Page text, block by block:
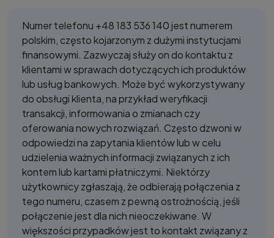
Numer telefonu +48 183 536 140 jest numerem
polskim, często kojarzonym z dużymi instytucjami
finansowymi. Zazwyczaj służy on do kontaktu z
klientami w sprawach dotyczących ich produktów
lub usług bankowych. Może być wykorzystywany
do obsługi klienta, na przykład weryfikacji
transakcji, informowania o zmianach czy
oferowania nowych rozwiązań. Często dzwoni w
odpowiedzi na zapytania klientów lub w celu
udzielenia ważnych informacji związanych z ich
kontem lub kartami płatniczymi. Niektórzy
użytkownicy zgłaszają, że odbierają połączenia z
tego numeru, czasem z pewną ostrożnością, jeśli
połączenie jest dla nich nieoczekiwane. W
większości przypadków jest to kontakt związany z